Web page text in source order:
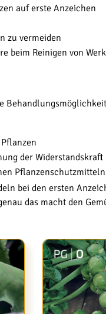
auf erste Anzeichen
zu vermeiden
beim Reinigen von
der Widerstandskraft
bei den ersten
das macht den